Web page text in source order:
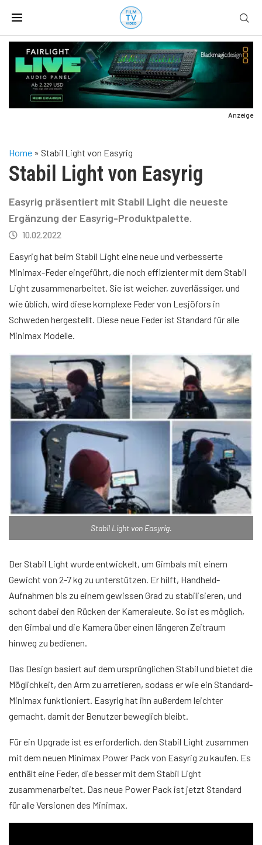
Anzeige
Home » Stabil Light von Easyrig
Stabil Light von Easyrig
Easyrig präsentiert mit Stabil Light die neueste
Ergänzung der Easyrig-Produktpalette.
10.02.2022
Easyrig hat beim Stabil Light eine neue und verbesserte
Minimax-Feder eingeführt, die noch effizienter mit dem Stabil
Light zusammenarbeitet. Sie ist weicher, zuverlässiger, und
wie üblich, wird diese komplexe Feder von Lesjöfors in
Schweden hergestellt. Diese neue Feder ist Standard für alle
Minimax Modelle.
Stabil Light von Easyrig.
Der Stabil Light wurde entwickelt, um Gimbals mit einem
Gewicht von 2-7 kg zu unterstützen. Er hilft, Handheld-
Aufnahmen bis zu einem gewissen Grad zu stabilisieren, und
schont dabei den Rücken der Kameraleute. So ist es möglich,
den Gimbal und die Kamera über einen längeren Zeitraum
hinweg zu bedienen.
Das Design basiert auf dem ursprünglichen Stabil und bietet die
Möglichkeit, den Arm zu arretieren, sodass er wie ein Standard-
Minimax funktioniert. Easyrig hat ihn außerdem leichter
gemacht, damit der Benutzer beweglich bleibt.
Für ein Upgrade ist es erforderlich, den Stabil Light zusammen
mit dem neuen Minimax Power Pack von Easyrig zu kaufen. Es
enthält eine Feder, die besser mit dem Stabil Light
zusammenarbeitet. Das neue Power Pack ist jetzt Standard
für alle Versionen des Minimax.